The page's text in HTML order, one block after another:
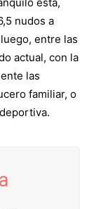
nudos a
entre las
actual, con la
las
familiar, o